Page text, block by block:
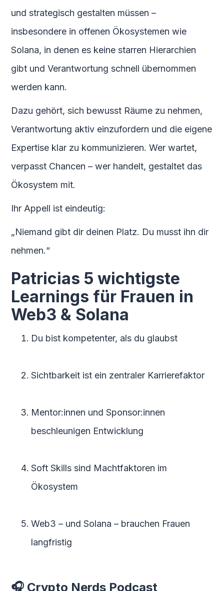
und strategisch gestalten müssen –
insbesondere in offenen Ökosystemen wie
Solana, in denen es keine starren Hierarchien
gibt und Verantwortung schnell übernommen
werden kann.
Dazu gehört, sich bewusst Räume zu nehmen,
Verantwortung aktiv einzufordern und die eigene
Expertise klar zu kommunizieren. Wer wartet,
verpasst Chancen – wer handelt, gestaltet das
Ökosystem mit.
Ihr Appell ist eindeutig:
„Niemand gibt dir deinen Platz. Du musst ihn dir
nehmen.“
Patricias 5 wichtigste
Learnings für Frauen in
Web3 & Solana
Du bist kompetenter, als du glaubst
Sichtbarkeit ist ein zentraler Karrierefaktor
Mentor:innen und Sponsor:innen
beschleunigen Entwicklung
Soft Skills sind Machtfaktoren im
Ökosystem
Web3 – und Solana – brauchen Frauen
langfristig
🎧 Crypto Nerds Podcast